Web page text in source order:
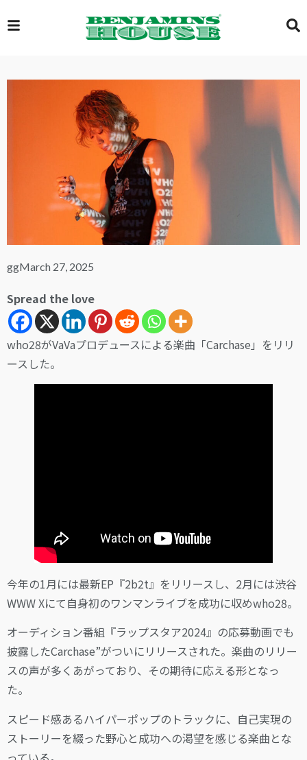
EXCLUSIVE
GLOBAL
VIDEOS
GALLERY
ggMarch 27, 2025
Spread the love
who28がVaVaプロデュースによる楽曲「Carchase」をリリ
ースした。
今年の1月には最新EP『2b2t』をリリースし、2月には渋谷
WWW Xにて自身初のワンマンライブを成功に収めwho28。
オーディション番組『ラップスタア2024』の応募動画でも
披露したCarchase”がついにリリースされた。楽曲のリリー
スの声が多くあがっており、その期待に応える形となっ
た。
スピード感あるハイパーポップのトラックに、自己実現の
ストーリーを綴った野心と成功への渇望を感じる楽曲とな